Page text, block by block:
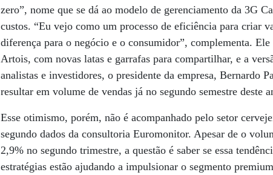
zero”, nome que se dá ao modelo de gerenciamento da 3G
custos. “Eu vejo como um processo de eficiência para criar
diferença para o negócio e o consumidor”, complementa.
Artois, com novas latas e garrafas para compartilhar, e a
analistas e investidores, o presidente da empresa, Bernardo
resultar em volume de vendas já no segundo semestre deste
Esse otimismo, porém, não é acompanhado pelo setor
segundo dados da consultoria Euromonitor. Apesar de o
2,9% no segundo trimestre, a questão é saber se essa
estratégias estão ajudando a impulsionar o segmento